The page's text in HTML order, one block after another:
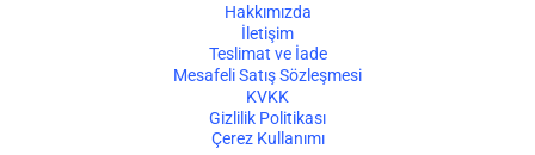
Hakkımızda
İletişim
Teslimat ve İade
Mesafeli Satış Sözleşmesi
KVKK
Gizlilik Politikası
Çerez Kullanımı